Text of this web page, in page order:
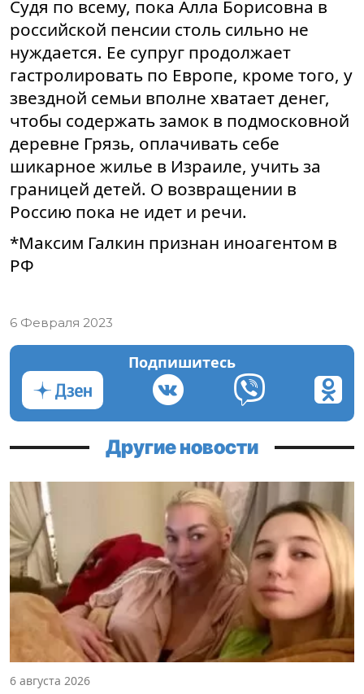
Судя по всему, пока Алла Борисовна в
российской пенсии столь сильно не
нуждается. Ее супруг продолжает
гастролировать по Европе, кроме того, у
звездной семьи вполне хватает денег,
чтобы содержать замок в подмосковной
деревне Грязь, оплачивать себе
шикарное жилье в Израиле, учить за
границей детей. О возвращении в
Россию пока не идет и речи.
*Максим Галкин признан иноагентом в
РФ
6 Февраля 2023
Подпишитесь
Другие новости
6 августа 2026